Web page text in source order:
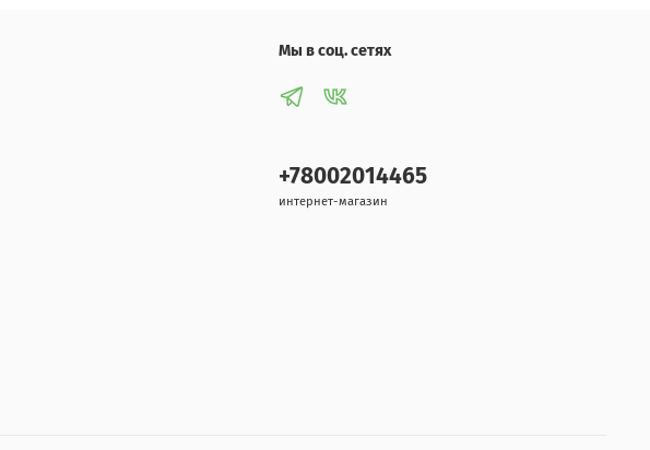
Мы в соц. сетях
+78002014465
интернет-магазин